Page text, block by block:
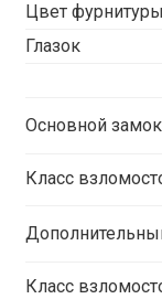
Цвет фурнитуры
Глазок
Основной замок
Класс
Класс